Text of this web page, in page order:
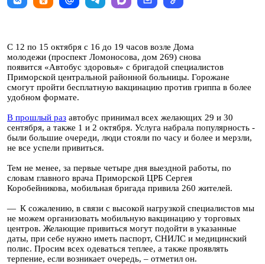
С 12 по 15 октября с 16 до 19 часов возле Дома
молодежи (проспект Ломоносова, дом 269) снова
появится «Автобус здоровья» с бригадой специалистов
Приморской центральной районной больницы. Горожане
смогут пройти бесплатную вакцинацию против гриппа в более
удобном формате.
В прошлый раз автобус принимал всех желающих 29 и 30
сентября, а также 1 и 2 октября. Услуга набрала популярность -
были большие очереди, люди стояли по часу и более и мерзли,
не все успели привиться.
Тем не менее, за первые четыре дня выездной работы, по
словам главного врача Приморской ЦРБ Сергея
Коробейникова, мобильная бригада привила 260 жителей.
— К сожалению, в связи с высокой нагрузкой специалистов мы
не можем организовать мобильную вакцинацию у торговых
центров. Желающие привиться могут подойти в указанные
даты, при себе нужно иметь паспорт, СНИЛС и медицинский
полис. Просим всех одеваться теплее, а также проявлять
терпение, если возникает очередь, – отметил он.